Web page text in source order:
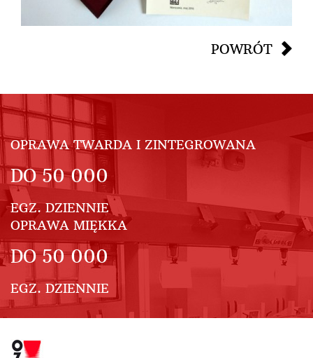
POWRÓT
OPRAWA TWARDA I ZINTEGROWANA
DO50 000
EGZ. DZIENNIE
OPRAWA MIĘKKA
DO50 000
EGZ. DZIENNIE